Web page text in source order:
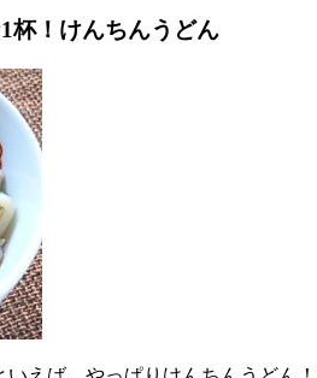
杯！けんちんうどん